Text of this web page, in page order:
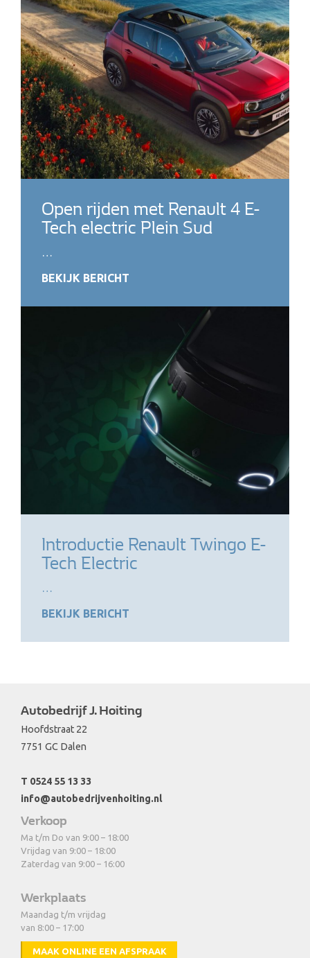
Open rijden met Renault 4 E-
Tech electric Plein Sud
…
BEKIJK BERICHT
Introductie Renault Twingo E-
Tech Electric
…
BEKIJK BERICHT
Autobedrijf J. Hoiting
Hoofdstraat 22
7751 GC Dalen
T 0524 55 13 33
info@autobedrijvenhoiting.nl
Verkoop
Ma t/m Do van 9:00 – 18:00
Vrijdag van 9:00 – 18:00
Zaterdag van 9:00 – 16:00
Werkplaats
Maandag t/m vrijdag
van 8:00 – 17:00
MAAK ONLINE EEN AFSPRAAK